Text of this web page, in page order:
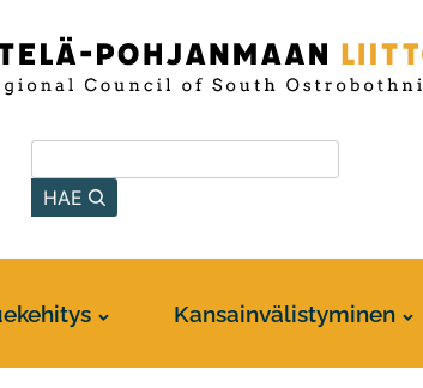
HAE
Kansainvälistyminen